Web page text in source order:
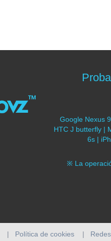
Google Nexus
HTC J butterfly |
6s |
※ La
| Política de cookies |